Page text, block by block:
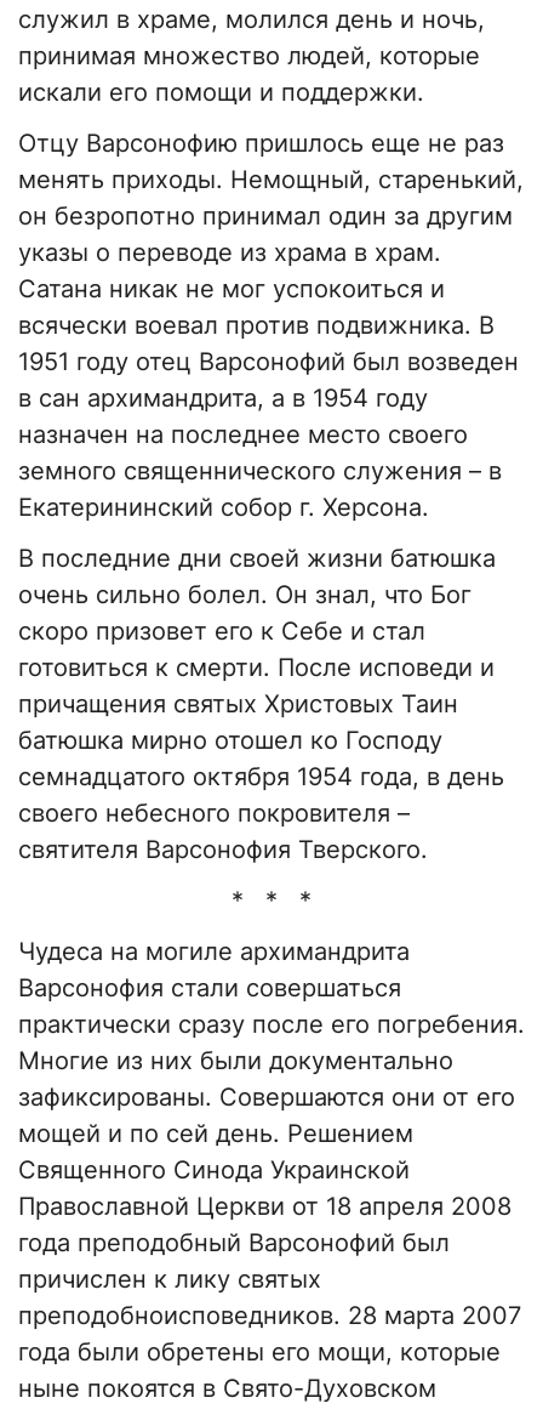
служил в храме, молился день и ночь,
принимая множество людей, которые
искали его помощи и поддержки.
Отцу Варсонофию пришлось еще не раз
менять приходы. Немощный, старенький,
он безропотно принимал один за другим
указы о переводе из храма в храм.
Сатана никак не мог успокоиться и
всячески воевал против подвижника. В
1951 году отец Варсонофий был возведен
в сан архимандрита, а в 1954 году
назначен на последнее место своего
земного священнического служения – в
Екатерининский собор г. Херсона.
В последние дни своей жизни батюшка
очень сильно болел. Он знал, что Бог
скоро призовет его к Себе и стал
готовиться к смерти. После исповеди и
причащения святых Христовых Таин
батюшка мирно отошел ко Господу
семнадцатого октября 1954 года, в день
своего небесного покровителя –
святителя Варсонофия Тверского.
* * *
Чудеса на могиле архимандрита
Варсонофия стали совершаться
практически сразу после его погребения.
Многие из них были документально
зафиксированы. Совершаются они от его
мощей и по сей день. Решением
Священного Синода Украинской
Православной Церкви от 18 апреля 2008
года преподобный Варсонофий был
причислен к лику святых
преподобноисповедников. 28 марта 2007
года были обретены его мощи, которые
ныне покоятся в Свято-Духовском